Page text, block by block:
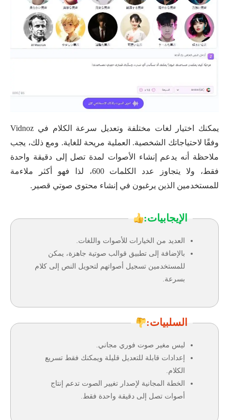
يمكنك اختيار لغات مختلفة وتعديل سرعة الكلام في Vidnoz
وفقًا لاحتياجاتك الشخصية. العملية مريحة للغاية. ومع ذلك، يجب
ملاحظة أنه يدعم إنشاء الأصوات لمدة تصل إلى دقيقة واحدة
فقط، ولا يتجاوز عدد الكلمات 600، لذا فهو أكثر ملاءمة
للمستخدمين الذين يرغبون في إنشاء محتوى صوتي قصير.
الإيجابيات:
العديد من الخيارات للأصوات واللغات.
بالإضافة إلى تطبيق قوالب صوتية جاهزة، يمكن
للمستخدمين تسجيل أصواتهم لتحويل النص إلى كلام
بسرعة.
السلبيات:
ليس مغير صوت فوري مجاني.
إعدادات قابلة للتعديل قليلة ويمكنك فقط تسريع
الكلام.
الخطة المجانية لإصدار تغيير الصوت تدعم إنتاج
أصوات تصل إلى دقيقة واحدة فقط.